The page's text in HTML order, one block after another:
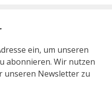
ein, um unseren
abonnieren. Wir nutzen
unseren Newsletter zu